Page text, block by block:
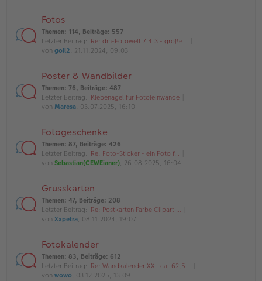
Fotos
Themen: 114, Beiträge: 557
Letzter Beitrag: Re: dm-Fotowelt 7.4.3 - große…
von goll2, 21.11.2024, 09:03
Poster & Wandbilder
Themen: 76, Beiträge: 487
Letzter Beitrag: Klebenagel für Fotoleinwände
von Maresa, 03.07.2025, 16:10
Fotogeschenke
Themen: 87, Beiträge: 426
Letzter Beitrag: Re: Foto-Sticker - ein Foto f…
von Sebastian(CEWEianer), 26.08.2025, 16:04
Grusskarten
Themen: 47, Beiträge: 208
Letzter Beitrag: Re: Postkarten Farbe Clipart …
von Xxpetra, 08.11.2024, 19:07
Fotokalender
Themen: 83, Beiträge: 612
Letzter Beitrag: Re: Wandkalender XXL ca. 62,5…
von wowo, 03.12.2025, 13:09